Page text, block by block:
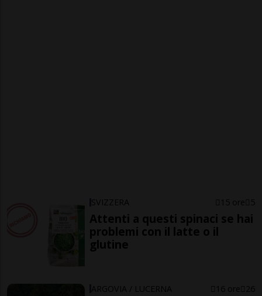
SVIZZERA 15 ore 5
Attenti a questi spinaci se hai
problemi con il latte o il
glutine
ARGOVIA / LUCERNA 16 ore 26